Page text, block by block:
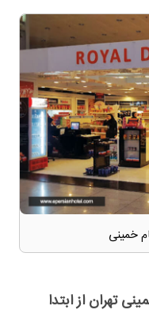
خمینی
تهران از ابتدا